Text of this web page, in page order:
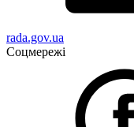
rada.gov.ua
Соцмережі